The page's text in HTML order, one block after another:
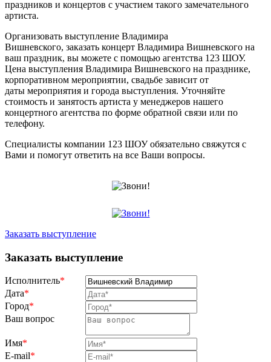
праздников и концертов с участием такого замечательного
артиста.
Организовать выступление Владимира
Вишневского, заказать концерт Владимира Вишневского на
ваш праздник, вы можете с помощью агентства 123 ШОУ.
Цена выступления Владимира Вишневского на празднике,
корпоративном мероприятии, свадьбе зависит от
даты мероприятия и города выступления. Уточняйте
стоимость и занятость артиста у менеджеров нашего
концертного агентства по форме обратной связи или по
телефону.
Специалисты компании 123 ШОУ обязательно свяжутся с
Вами и помогут ответить на все Ваши вопросы.
Заказать выступление
Заказать выступление
Исполнитель*
Дата*
Город*
Ваш вопрос
Имя*
E-mail*